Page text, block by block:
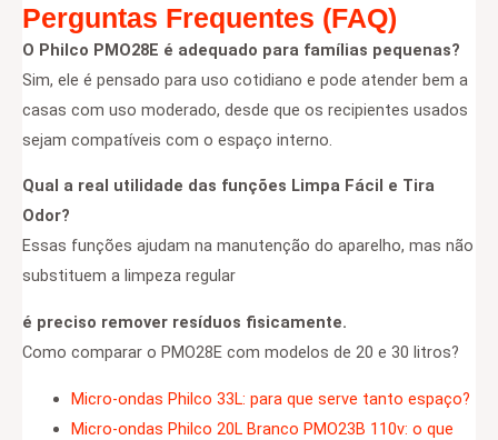
Perguntas Frequentes (FAQ)
O Philco PMO28E é adequado para famílias pequenas?
Sim, ele é pensado para uso cotidiano e pode atender bem a
casas com uso moderado, desde que os recipientes usados
sejam compatíveis com o espaço interno.
Qual a real utilidade das funções Limpa Fácil e Tira
Odor?
Essas funções ajudam na manutenção do aparelho, mas não
substituem a limpeza regular
é preciso remover resíduos fisicamente.
Como comparar o PMO28E com modelos de 20 e 30 litros?
Micro-ondas Philco 33L: para que serve tanto espaço?
Micro-ondas Philco 20L Branco PMO23B 110v: o que